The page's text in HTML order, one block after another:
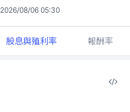
2026/08/06 05:30
股息與殖利率 報酬率